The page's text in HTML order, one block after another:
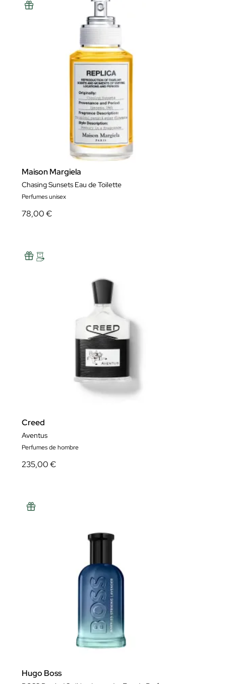
Maison Margiela
Chasing Sunsets Eau de Toilette
Perfumes unisex
78,00 €
Creed
Aventus
Perfumes de hombre
235,00 €
Hugo Boss